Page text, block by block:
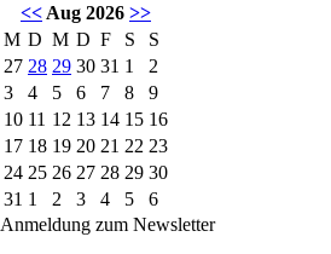
<< Aug 2026 >>
M D M D F S
S
27 28 29 30 31 1
2
3
4 5 6 7 8
9
10 11 12 13 14 15 16
17 18 19 20 21 22 23
24 25 26 27 28 29 30
31 1 2 3 4 5
6
Anmeldung zum Newsletter